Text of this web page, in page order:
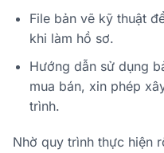
File bản vẽ kỹ thuật
khi làm hồ sơ.
Hướng dẫn sử dụng
mua bán, xin phép
trình.
Nhờ quy trình thực hiện